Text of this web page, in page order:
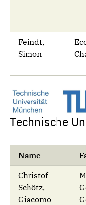
Feindt,
Simon
Technische
Name
Christof
Schötz,
Giacomo